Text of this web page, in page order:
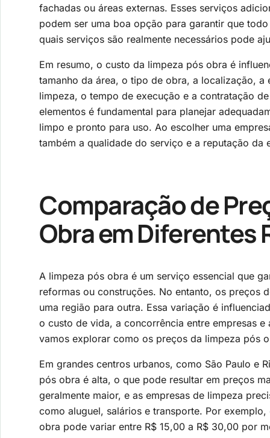
fachadas ou áreas externas. Esses serviços
podem ser uma boa opção para garantir que
quais serviços são realmente necessários pode
Em resumo, o custo da limpeza pós obra é
tamanho da área, o tipo de obra, a localização,
limpeza, o tempo de execução e a contratação
elementos é fundamental para planejar
limpo e pronto para uso. Ao escolher uma
também a qualidade do serviço e a reputação da
Comparação de
Obra em Diferentes
A limpeza pós obra é um serviço essencial que
reformas ou construções. No entanto, os preços
uma região para outra. Essa variação é
o custo de vida, a concorrência entre empresas
vamos explorar como os preços da limpeza pós
Em grandes centros urbanos, como São Paulo e
pós obra é alta, o que pode resultar em preços
geralmente maior, e as empresas de limpeza
como aluguel, salários e transporte. Por
obra pode variar entre R$ 15,00 a R$ 30,00 por